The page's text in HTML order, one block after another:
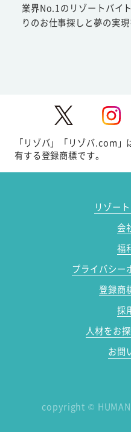
業界No.1のリゾートバイ
りのお仕事探しと夢の実現
「リゾバ」「リゾバ.com
有する登録商標です。
リゾー
会
福
プライバシー
登録商
採
人材をお
お問
copyright ©